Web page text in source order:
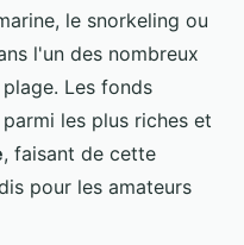
le snorkeling ou
l'un des nombreux
Les fonds
les plus riches et
, faisant de cette
pour les amateurs